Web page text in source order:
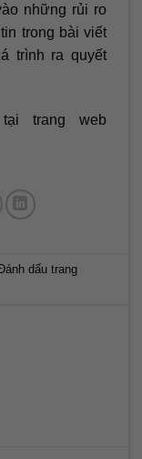
những rủi ro
trong bài viết
trình ra quyết
trang web
Đánh dấu trang